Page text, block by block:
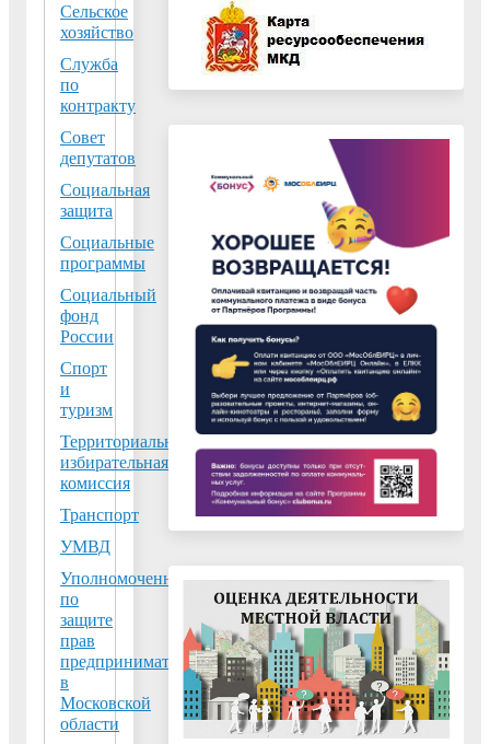
Сельское
хозяйство
Служба
по
контракту
Совет
депутатов
Социальная
защита
Социальные
программы
Социальный
фонд
России
Спорт
и
туризм
Территориальная
избирательная
комиссия
Транспорт
УМВД
Уполномоченный
по
защите
прав
предпринимателей
в
Московской
области